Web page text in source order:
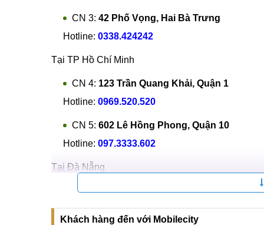
CN 3: 42 Phố Vọng, Hai Bà Trưng
Hotline: 0338.424242
Tại TP Hồ Chí Minh
CN 4: 123 Trần Quang Khải, Quận 1
Hotline: 0969.520.520
CN 5: 602 Lê Hồng Phong, Quận 10
Hotline: 097.3333.602
Tại Đà Nẵng
CN 6:97 Hàm Nghi, Q.Thanh Khê
Hotline:097.123.9797
Khách hàng đến với Mobilecity